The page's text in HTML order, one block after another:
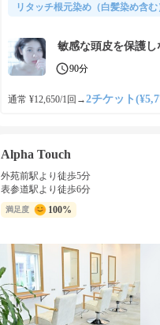
リタッチ根元染め（白髪染め含む
敏感な頭皮を保護
90分
通常 ¥12,650/1回 →2チケット
Alpha Touch
外苑前駅より徒歩5分
表参道駅より徒歩6分
満足度 100%